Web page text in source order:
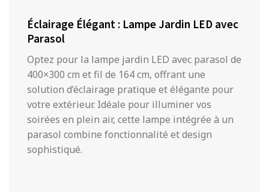
Éclairage Élégant : Lampe Jardin LED avec
Parasol
Optez pour la lampe jardin LED avec parasol de
400×300 cm et fil de 164 cm, offrant une
solution d’éclairage pratique et élégante pour
votre extérieur. Idéale pour illuminer vos
soirées en plein air, cette lampe intégrée à un
parasol combine fonctionnalité et design
sophistiqué.